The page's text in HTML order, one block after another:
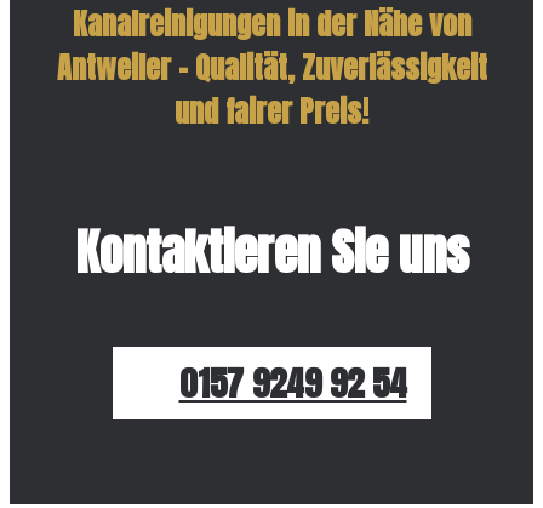
Kanalreinigungen in der Nähe von
Antweiler – Qualität, Zuverlässigkeit
und fairer Preis!
Kontaktieren Sie uns
0157 9249 92 54